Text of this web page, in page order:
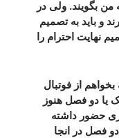
من بگویند. ولی در
و باید به تصمیم
نهایت احترام را
از فوتبال
یا دو فصل هنوز
حضور داشته
دو فصل در انجا